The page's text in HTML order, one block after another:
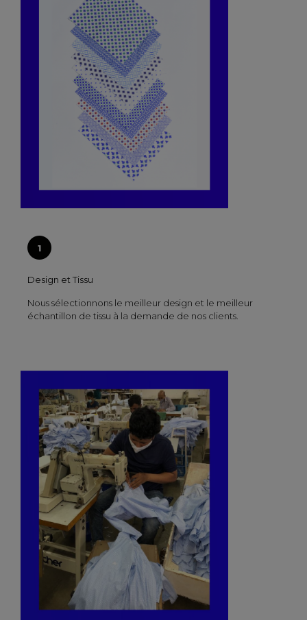
Design et Tissu
Nous sélectionnons le meilleur design et le meilleur
échantillon de tissu à la demande de nos clients.